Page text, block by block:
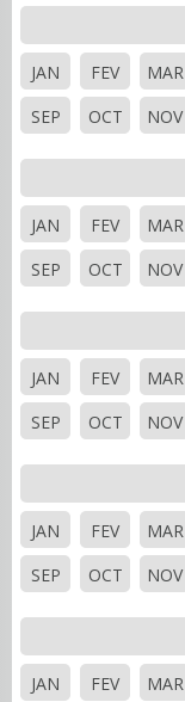
JAN FEV MAR
SEP
OCT NOV
JAN FEV MAR
SEP
OCT NOV
JAN FEV MAR
SEP
OCT NOV
JAN FEV MAR
SEP
OCT NOV
JAN FEV MAR